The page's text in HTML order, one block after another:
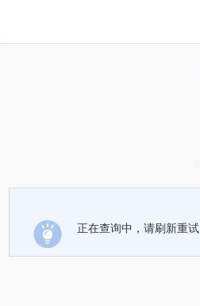
正在查询中，请刷新重试